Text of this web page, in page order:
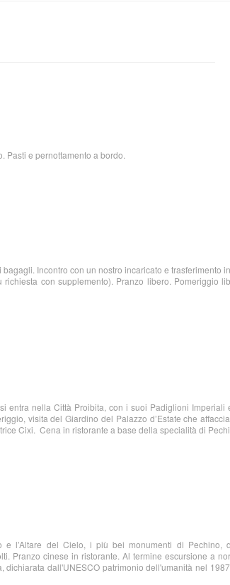
Pasti e pernottamento a bordo.
Incontro con un nostro incaricato e trasferimento
con supplemento). Pranzo libero. Pomeriggio
entra nella Città Proibita, con i suoi Padiglioni Imperiali
visita del Giardino del Palazzo d’Estate che
Cixi. Cena in ristorante a base della specialità di
e l’Altare del Cielo, i più bei monumenti di Pechino,
Pranzo cinese in ristorante. Al termine escursione a
dichiarata dall'UNESCO patrimonio dell'umanità nel